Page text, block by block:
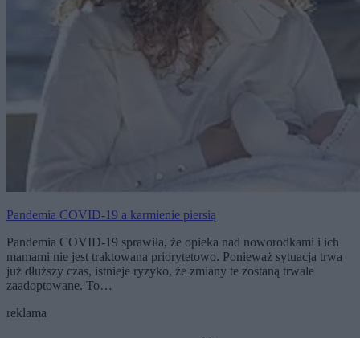
Pandemia COVID-19 a karmienie piersią
Pandemia COVID-19 sprawiła, że opieka nad noworodkami i ich
mamami nie jest traktowana priorytetowo. Ponieważ sytuacja trwa
już dłuższy czas, istnieje ryzyko, że zmiany te zostaną trwale
zaadoptowane. To…
reklama